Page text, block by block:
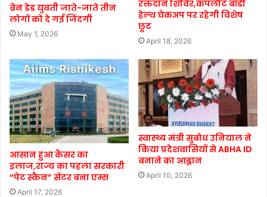
ब्रेन डेड युवती जाते-जाते तीन
लोगों को दे गई जिंदगी
May 1, 2026
रक्तदान शिविर,कंपलीट बॉडी
हेल्थ चेकअप पर रहेगी विशेष
छूट
April 18, 2026
आसान हुआ कैंसर का
इलाज,राज्य का पहला सरकारी
“पेट स्कैन” सेंटर बना एम्स
April 17, 2026
स्वास्थ्य मंत्री सुबोध उनियाल ने
किया प्रदेशवासियों से ABHA ID
बनाने का आह्वान
April 10, 2026